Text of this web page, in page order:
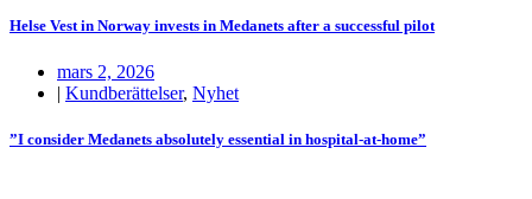
Helse Vest in Norway invests in Medanets after a successful pilot
mars 2, 2026
| Kundberättelser, Nyhet
”I consider Medanets absolutely essential in hospital-at-home”